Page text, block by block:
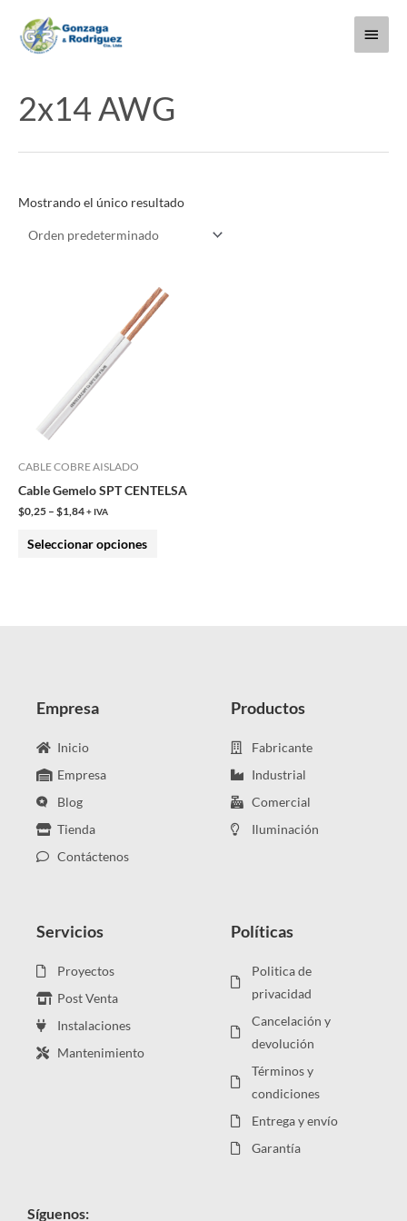
contenido
Menú
2x14 AWG
Mostrando el único resultado
CABLE COBRE AISLADO
Cable Gemelo SPT CENTELSA
$0,25 – $1,84+ IVA
Seleccionar opciones
Este
producto
elegir
Empresa
Inicio
Empresa
Blog
Tienda
Contáctenos
Productos
Fabricante
Industrial
Comercial
Iluminación
Servicios
Proyectos
Post Venta
Instalaciones
Mantenimiento
Políticas
Politica de
privacidad
Cancelación y
devolución
Términos y
condiciones
Entrega y envío
Garantía
Síguenos: